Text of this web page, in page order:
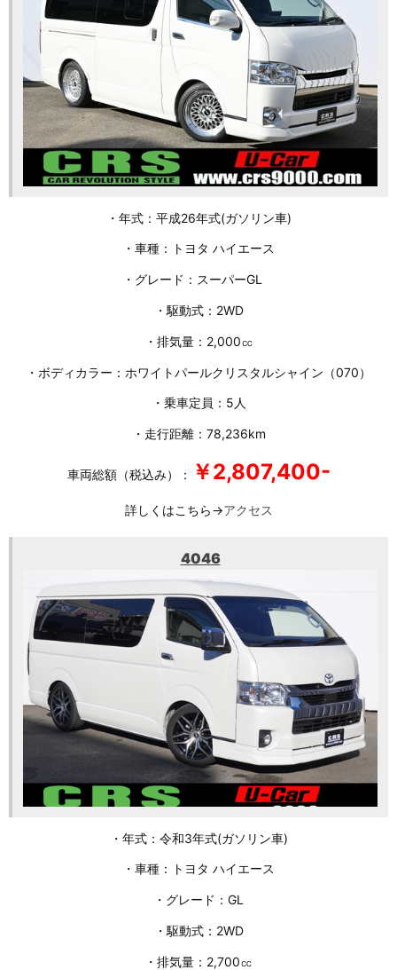
・年式：平成26年式(ガソリン車)
・車種：トヨタ ハイエース
・グレード：スーパーGL
・駆動式：2WD
・排気量：2,000㏄
・ボディカラー：ホワイトパールクリスタルシャイン（070）
・乗車定員：5人
・走行距離：78,236km
車両総額（税込み）： ￥2,807,400-
詳しくはこちら→アクセス
4046
・年式：令和3年式(ガソリン車)
・車種：トヨタ ハイエース
・グレード：GL
・駆動式：2WD
・排気量：2,700㏄